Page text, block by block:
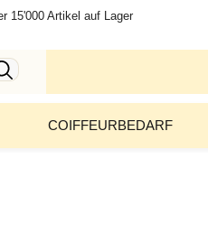
15'000 Artikel auf Lager
COIFFEURBEDARF